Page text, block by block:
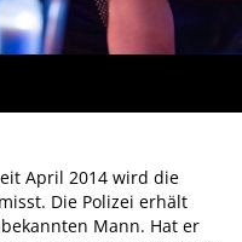
April 2014 wird die
Die Polizei erhält
Mann. Hat er